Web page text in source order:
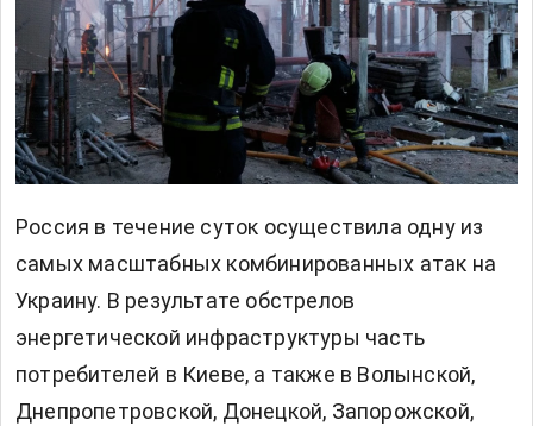
Россия в течение суток осуществила одну из
самых масштабных комбинированных атак на
Украину. В результате обстрелов
энергетической инфраструктуры часть
потребителей в Киеве, а также в Волынской,
Днепропетровской, Донецкой, Запорожской,